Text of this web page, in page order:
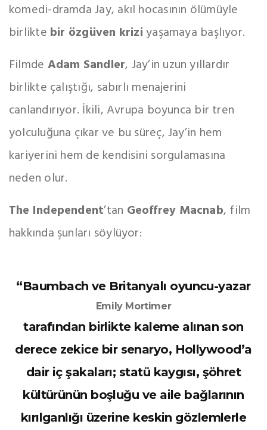
komedi-dramda Jay, akıl hocasının ölümüyle
birlikte bir özgüven kriziyaşamaya başlıyor.
Filmde Adam Sandler, Jay’in uzun yıllardır
birlikte çalıştığı, sabırlı menajerini
canlandırıyor. İkili, Avrupa boyunca bir tren
yolculuğuna çıkar ve bu süreç, Jay’in hem
kariyerini hem de kendisini sorgulamasına
neden olur.
The Independent’tan Geoffrey Macnab, film
hakkında şunları söylüyor:
“Baumbach ve Britanyalı oyuncu-yazar
Emily Mortimer
tarafından birlikte kaleme alınan son
derece zekice bir senaryo, Hollywood’a
dair iç şakaları; statü kaygısı, şöhret
kültürünün boşluğu ve aile bağlarının
kırılganlığı üzerine keskin gözlemlerle